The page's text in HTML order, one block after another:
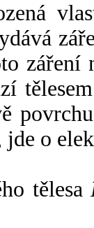
záření
jde o
tělesa